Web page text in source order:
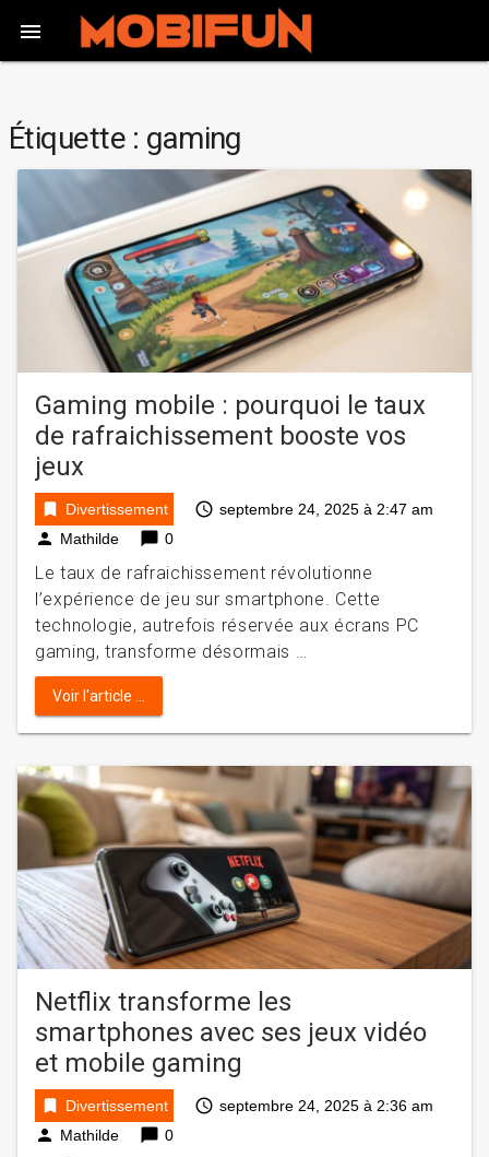

Étiquette : gaming
Gaming mobile : pourquoi le taux
de rafraichissement booste vos
jeux
bookmark Divertissement access_time septembre 24, 2025 à 2:47 am
person Mathilde chat_bubble 0
Le taux de rafraichissement révolutionne
l’expérience de jeu sur smartphone. Cette
technologie, autrefois réservée aux écrans PC
gaming, transforme désormais …
Voir l'article ...
Netflix transforme les
smartphones avec ses jeux vidéo
et mobile gaming
bookmark Divertissement access_time septembre 24, 2025 à 2:36 am
person Mathilde chat_bubble 0